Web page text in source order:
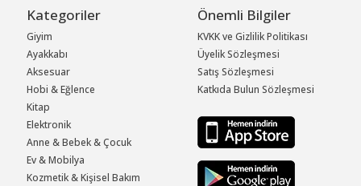
Kategoriler
Giyim
Ayakkabı
Aksesuar
Hobi & Eğlence
Kitap
Elektronik
Anne & Bebek & Çocuk
Ev & Mobilya
Kozmetik & Kişisel Bakım
Önemli Bilgiler
KVKK ve Gizlilik Politikası
Üyelik Sözleşmesi
Satış Sözleşmesi
Katkıda Bulun Sözleşmesi